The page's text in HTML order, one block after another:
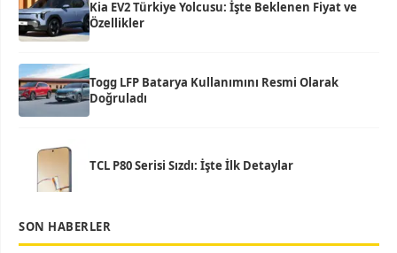
Kia EV2 Türkiye Yolcusu: İşte Beklenen Fiyat ve
Özellikler
Togg LFP Batarya Kullanımını Resmi Olarak
Doğruladı
TCL P80 Serisi Sızdı: İşte İlk Detaylar
SON HABERLER